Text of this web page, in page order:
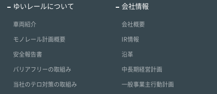
ゆいレールについて
車両紹介
モノレール計画概要
安全報告書
バリアフリーの取組み
当社のテロ対策の取組み
会社情報
会社概要
IR情報
沿革
中長期経営計画
一般事業主行動計画